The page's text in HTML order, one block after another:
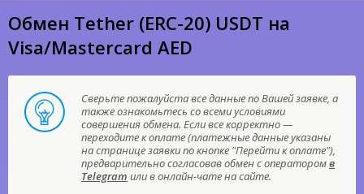
Обмен Tether (ERC-20) USDT на
Visa/Mastercard AED
Сверьте пожалуйста все данные по Вашей заявке, а
также ознакомьтесь со всеми условиями
совершения обмена. Если все корректно —
переходите к оплате (платежные данные указаны
на странице заявки по кнопке "Перейти к оплате"),
предварительно согласовав обмен с операторомв
Telegram или в онлайн-чате на сайте.